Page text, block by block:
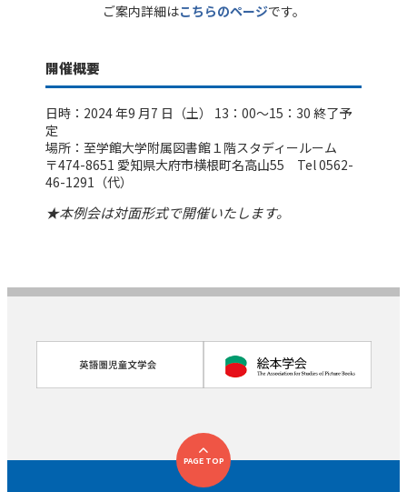
ご案内詳細はこちらのページです。
開催概要
日時：2024 年9 月7 日（土） 13：00～15：30 終了予
定
場所：至学館大学附属図書館１階スタディールーム
〒474-8651 愛知県大府市横根町名高山55 Tel 0562-
46-1291（代）
★本例会は対面形式で開催いたします。
PAGE TOP